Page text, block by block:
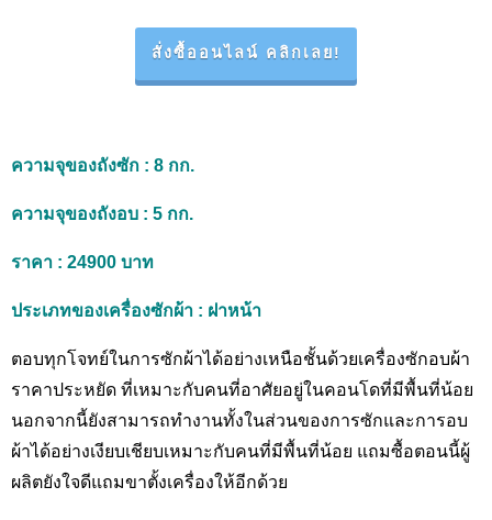
สั่งซื้ออนไลน์ คลิกเลย!
ความจุของถังซัก : 8 กก.
ความจุของถังอบ : 5 กก.
ราคา : 24900 บาท
ประเภทของเครื่องซักผ้า : ฝาหน้า
ตอบทุกโจทย์ในการซักผ้าได้อย่างเหนือชั้นด้วยเครื่องซักอบผ้า
ราคาประหยัด ที่เหมาะกับคนที่อาศัยอยู่ในคอนโดที่มีพื้นที่น้อย
นอกจากนี้ยังสามารถทำงานทั้งในส่วนของการซักและการอบ
ผ้าได้อย่างเงียบเชียบเหมาะกับคนที่มีพื้นที่น้อย แถมซื้อตอนนี้ผู้
ผลิตยังใจดีแถมขาตั้งเครื่องให้อีกด้วย